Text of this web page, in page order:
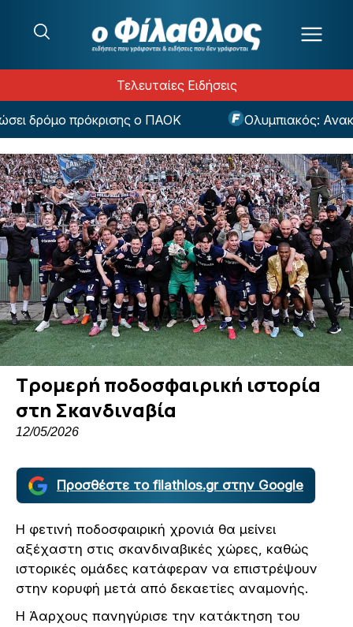
Τελευταίες Ειδήσεις
δρόμο πρόκρισης ο ΠΑΟΚ Ολυμπιακός:
Τρομερή ποδοσφαιρική ιστορία
στη Σκανδιναβία
12/05/2026
Προσθέστε το filathlos.gr στην Google
Η φετινή ποδοσφαιρική χρονιά θα μείνει
αξέχαστη στις σκανδιναβικές χώρες, καθώς
ιστορικές ομάδες κατάφεραν να επιστρέψουν
στην κορυφή μετά από δεκαετίες αναμονής.
Η Άαρχους πανηγύρισε την κατάκτηση του